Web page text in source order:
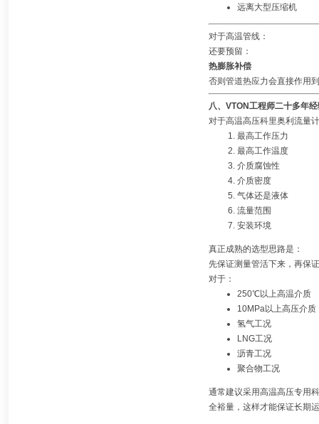
远离大型压缩机
对于高温管线：
还要预留：
热膨胀补偿
否则管道热应力会直接作用
八、VTON工程师二十多年
对于高温高压科里奥利流量
最高工作压力
最高工作温度
介质腐蚀性
介质密度
气体还是液体
流量范围
安装环境
真正成熟的选型思路是：
先保证测量管活下来，再保
对于：
250℃以上高温介质
10MPa以上高压介质
氢气工况
LNG工况
沥青工况
聚合物工况
通常建议采用高温高压专用
全裕量，这样才能保证长期